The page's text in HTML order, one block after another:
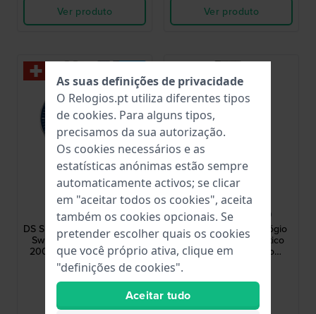
Ver produto
Ver produto
Certina
C0506074401102
DS Super PH2000M 43 mm
Swiss titanium automatic
200 ATM diver with extra
fabric strap
1 395,00 €
Certina
C0488074408100
Ds Action 38 mm Relógio
de mergulho automático
ISO 6425 em titânio
fabricado na Suíça
As suas definições de privacidade
O Relogios.pt utiliza diferentes tipos
de cookies. Para alguns tipos,
precisamos da sua autorização.
Os cookies necessários e as
estatísticas anónimas estão sempre
automaticamente activos; se clicar
em "aceitar todos os cookies", aceita
também os cookies opcionais. Se
pretender escolher quais os cookies
que você próprio ativa, clique em
"definições de cookies".
Aceitar tudo